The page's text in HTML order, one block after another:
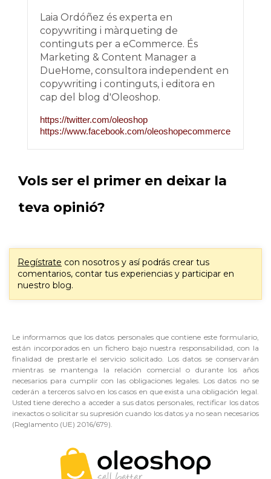
Laia Ordóñez és experta en
copywriting i màrqueting de
continguts per a eCommerce. És
Marketing & Content Manager a
DueHome, consultora independent en
copywriting i continguts, i editora en
cap del blog d'Oleoshop.
https://twitter.com/oleoshop
https://www.facebook.com/oleoshopecommerce
Vols ser el primer en deixar la
teva opinió?
Regístrate con nosotros y así podrás crear tus
comentarios, contar tus experiencias y participar en
nuestro blog.
Le informamos que los datos personales que contiene este formulario,
están incorporados en un fichero bajo nuestra responsabilidad, con la
finalidad de prestarle el servicio solicitado. Los datos se conservarán
mientras se mantenga la relación comercial o durante los años
necesarios para cumplir con las obligaciones legales. Los datos no se
cederán a terceros salvo en los casos en que exista una obligación legal.
Usted tiene derecho a acceder a sus datos personales, rectificar los datos
inexactos o solicitar su supresión cuando los datos ya no sean necesarios
(Reglamento (UE) 2016/679).